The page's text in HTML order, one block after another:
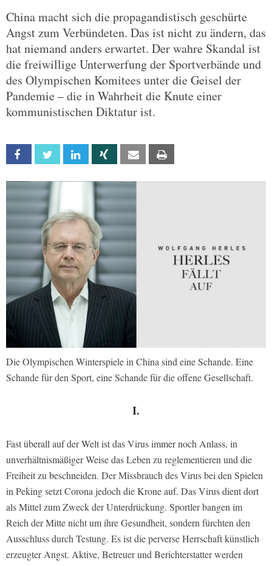
China macht sich die propagandistisch geschürte
Angst zum Verbündeten. Das ist nicht zu ändern, das
hat niemand anders erwartet. Der wahre Skandal ist
die freiwillige Unterwerfung der Sportverbände und
des Olympischen Komitees unter die Geisel der
Pandemie – die in Wahrheit die Knute einer
kommunistischen Diktatur ist.
Facebook Twitter Linkedin Xing Email
Die Olympischen Winterspiele in China sind eine Schande. Eine
Schande für den Sport, eine Schande für die offene Gesellschaft.
I.
Fast überall auf der Welt ist das Virus immer noch Anlass, in
unverhältnismäßiger Weise das Leben zu reglementieren und die
Freiheit zu beschneiden. Der Missbrauch des Virus bei den Spielen
in Peking setzt Corona jedoch die Krone auf. Das Virus dient dort
als Mittel zum Zweck der Unterdrückung. Sportler bangen im
Reich der Mitte nicht um ihre Gesundheit, sondern fürchten den
Ausschluss durch Testung. Es ist die perverse Herrschaft künstlich
erzeugter Angst. Aktive, Betreuer und Berichterstatter werden